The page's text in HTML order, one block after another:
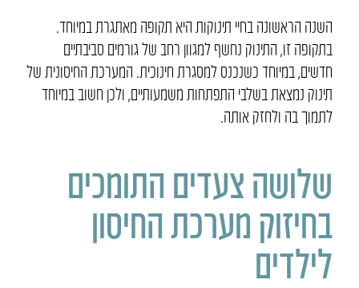
השנה הראשונה בחיי תינוקות היא תקופה מאתגרת במיוחד.
בתקופה זו, התינוק נחשף למגוון רחב של גורמים סביבתיים
חדשים, במיוחד כשנכנס למסגרת חינוכית. המערכת החיסונית של
תינוק נמצאת בשלבי התפתחות משמעותיים, ולכן חשוב במיוחד
לתמוך בה ולחזק אותה.
שלושה צעדים התומכים
בחיזוק מערכת החיסון
לילדים